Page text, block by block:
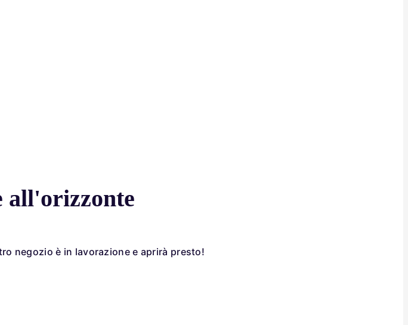
all'orizzonte
negozio è in lavorazione e aprirà presto!